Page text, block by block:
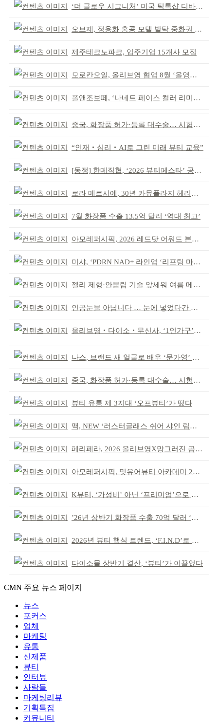
‘더 글로우 시그니처’ 미국 틱톡샵 디바이스 부문 1위
오브제, 정용화 홍콩 모델 발탁 중화권 공략 강화
제주테크노파크, 입주기업 15개사 모집
모로칸오일, 올리브영 협업 8월 ‘올영픽’ 선정
폴앤조보떼, ‘나네트 페이스 컬러 리미티드’ 출시
중국, 화장품 허가·등록 대수술… 시험자료 공용 허용
“인재‧심리‧AI로 그린 미래 뷰티 교육”
[동정] 한메직협, ‘2026 뷰티페스타’ 공동 주최
로라 메르시에, 30년 카뮤플라지 헤리티지 담아
7월 화장품 수출 13.5억 달러 ‘역대 최고’
아모레퍼시픽, 2026 레드닷 어워드 본상 2개 수상
미샤, ‘PDRN NAD+ 라인업 ‘리프팅 마스크’ 출시
젤리 제형·안묻립 기술 앞세워 여름 메이크업 시장 공략
인공눈물 아닙니다 … 눈에 넣었다간 각막 손상
올리브영‧다이소‧무신사, ‘1인가구’가 이끈다
나스, 브랜드 새 얼굴로 배우 ‘문가영’ 발탁
중국, 화장품 허가·등록 대수술… 시험자료 공용 허용
뷰티 유통 제 3지대 ‘오프뷰티’가 떴다
맥, NEW ‘러스터글래스 쉬어 샤인 립스틱’ 출시
페리페라, 2026 올리브영X망그러진 곰 콜라보
아모레퍼시픽, 밋유어뷰티 아카데미 2기 발대식
K뷰티, ‘가성비’ 아닌 ‘프리미엄’으로 승부걸어야
’26년 상반기 화장품 수출 70억 달러 ‘역대 최고’
2026년 뷰티 핵심 트렌드, ‘F.I.N.D’로 읽는다
다이소몰 상반기 결산, ‘뷰티’가 이끌었다
CMN 주요 뉴스 페이지
뉴스
포커스
업체
마케팅
유통
신제품
뷰티
인터뷰
사람들
마케팅리뷰
기획특집
커뮤니티